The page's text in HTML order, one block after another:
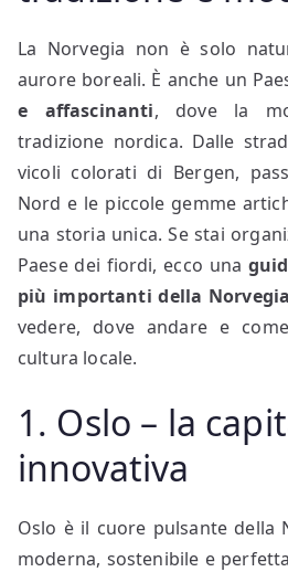
La Norvegia non è solo
aurore boreali. È anche un
e affascinanti, dove la
tradizione nordica. Dalle
vicoli colorati di Bergen,
Nord e le piccole gemme
una storia unica. Se stai
Paese dei fiordi, ecco una
più importanti della Norvegia
vedere, dove andare e
cultura locale.
1. Oslo – la
innovativa
Oslo è il cuore pulsante della
moderna, sostenibile e